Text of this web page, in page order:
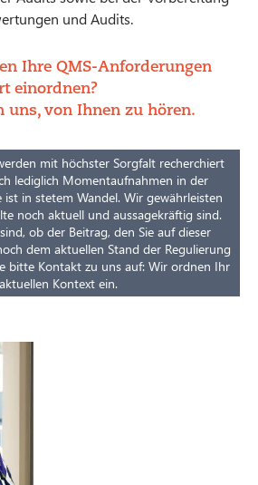
und Audits.
Ihre QMS-Anforderungen
einordnen?
uns, von Ihnen zu hören.
mit höchster Sorgfalt recherchiert
lediglich Momentaufnahmen in der
ist in stetem Wandel. Wir gewährleisten
noch aktuell und aussagekräftig sind.
ob der Beitrag, den Sie auf dieser
dem aktuellen Stand der Regulierung
bitte Kontakt zu uns auf: Wir ordnen Ihr
Kontext ein.